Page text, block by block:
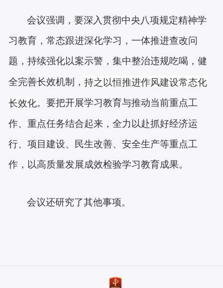
会议强调，要深入贯彻中央八项规定精神学
习教育，常态跟进深化学习，一体推进查改问
题，持续强化以案示警，集中整治违规吃喝，健
全完善长效机制，持之以恒推进作风建设常态化
长效化。要把开展学习教育与推动当前重点工
作、重点任务结合起来，全力以赴抓好经济运
行、项目建设、民生改善、安全生产等重点工
作，以高质量发展成效检验学习教育成果。
会议还研究了其他事项。